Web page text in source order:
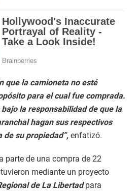
que la camioneta no esté
para el cual fue comprada.
la responsabilidad de que la
hagan sus respectivos
de su propiedad”, enfatizó.
parte de una compra de 22
mediante un proyecto
de La Libertadpara